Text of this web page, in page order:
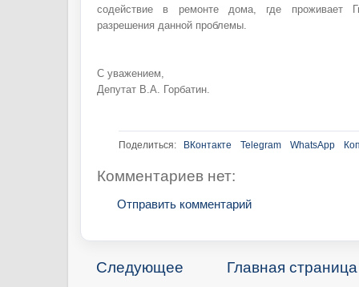
содействие в ремонте дома, где проживает
разрешения данной проблемы.
С уважением,
Депутат В.А. Горбатин.
Поделиться: ВКонтакте Telegram WhatsApp
Комментариев нет:
Отправить комментарий
Следующее Главная страница